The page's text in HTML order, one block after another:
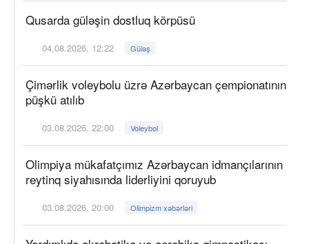
Qusarda güləşin dostluq körpüsü
04.08.2026, 12:22 Güləş
Çimərlik voleybolu üzrə Azərbaycan çempionatının
püşkü atılıb
03.08.2026, 22:00 Voleybol
Olimpiya mükafatçımız Azərbaycan idmançılarının
reytinq siyahısında liderliyini qoruyub
03.08.2026, 20:00 Olimpizm xəbərləri